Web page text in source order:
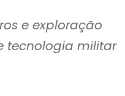
e exploração
tecnologia militar